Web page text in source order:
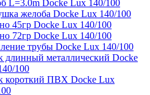
L=3.0m Docke Lux 140/100
желоба Docke Lux 140/100
45гр Docke Lux 140/100
72гр Docke Lux 140/100
трубы Docke Lux 140/100
длинный металлический Docke
100
короткий ПВХ Docke Lux